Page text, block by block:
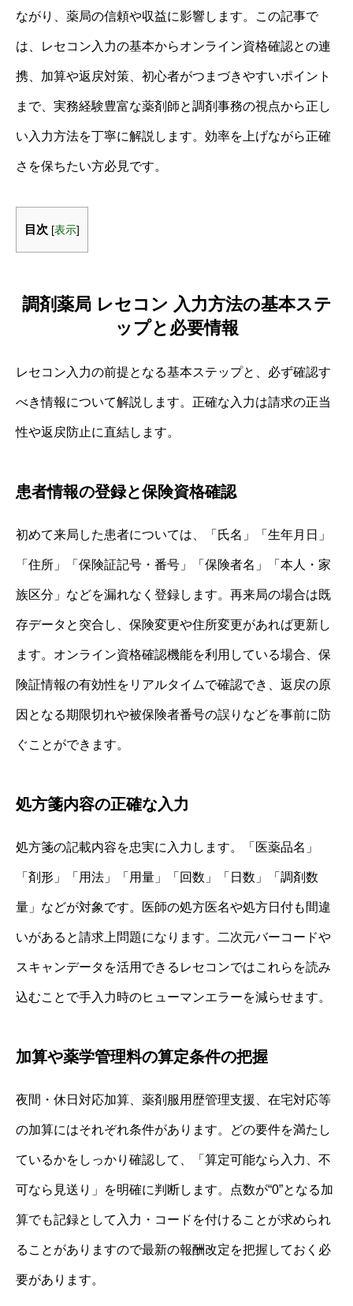
ながり、薬局の信頼や収益に影響します。この記事で
は、レセコン入力の基本からオンライン資格確認との連
携、加算や返戻対策、初心者がつまづきやすいポイント
まで、実務経験豊富な薬剤師と調剤事務の視点から正し
い入力方法を丁寧に解説します。効率を上げながら正確
さを保ちたい方必見です。
目次 [表示]
調剤薬局 レセコン 入力方法の基本ステ
ップと必要情報
レセコン入力の前提となる基本ステップと、必ず確認す
べき情報について解説します。正確な入力は請求の正当
性や返戻防止に直結します。
患者情報の登録と保険資格確認
初めて来局した患者については、「氏名」「生年月日」
「住所」「保険証記号・番号」「保険者名」「本人・家
族区分」などを漏れなく登録します。再来局の場合は既
存データと突合し、保険変更や住所変更があれば更新し
ます。オンライン資格確認機能を利用している場合、保
険証情報の有効性をリアルタイムで確認でき、返戻の原
因となる期限切れや被保険者番号の誤りなどを事前に防
ぐことができます。
処方箋内容の正確な入力
処方箋の記載内容を忠実に入力します。「医薬品名」
「剤形」「用法」「用量」「回数」「日数」「調剤数
量」などが対象です。医師の処方医名や処方日付も間違
いがあると請求上問題になります。二次元バーコードや
スキャンデータを活用できるレセコンではこれらを読み
込むことで手入力時のヒューマンエラーを減らせます。
加算や薬学管理料の算定条件の把握
夜間・休日対応加算、薬剤服用歴管理支援、在宅対応等
の加算にはそれぞれ条件があります。どの要件を満たし
ているかをしっかり確認して、「算定可能なら入力、不
可なら見送り」を明確に判断します。点数が“0”となる加
算でも記録として入力・コードを付けることが求められ
ることがありますので最新の報酬改定を把握しておく必
要があります。